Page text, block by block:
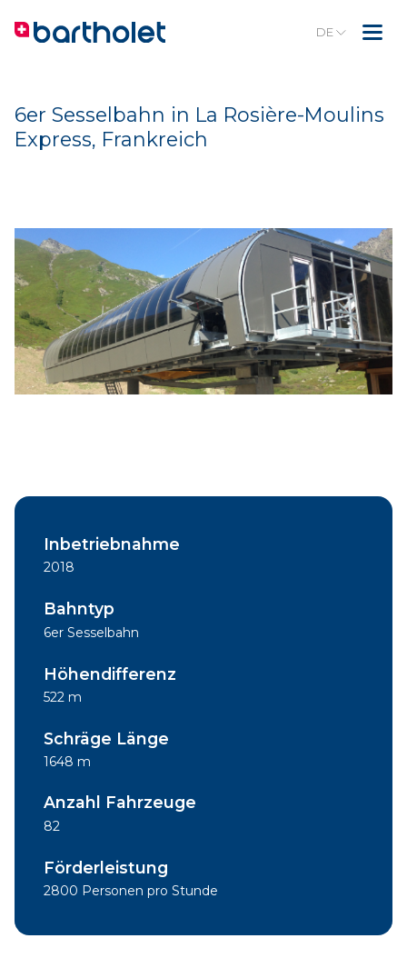
DE
6er Sesselbahn in La Rosière-Moulins
Express, Frankreich
Inbetriebnahme
2018
Bahntyp
6er Sesselbahn
Höhendifferenz
522 m
Schräge Länge
1648 m
Anzahl Fahrzeuge
82
Förderleistung
2800 Personen pro Stunde